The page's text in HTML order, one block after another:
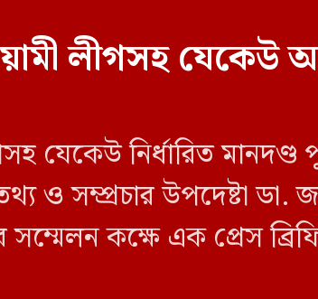
লীগসহ যেকেউ
যেকেউ নির্ধারিত
ও সম্প্রচার উপদেষ্টা
কক্ষে এক প্রেস